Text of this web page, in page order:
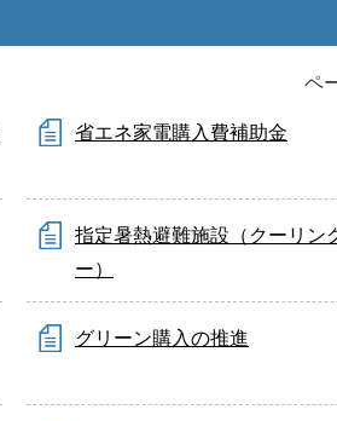
ペ
省エネ家電購入費補助金
指定暑熱避難施設（クーリン
ー）
グリーン購入の推進